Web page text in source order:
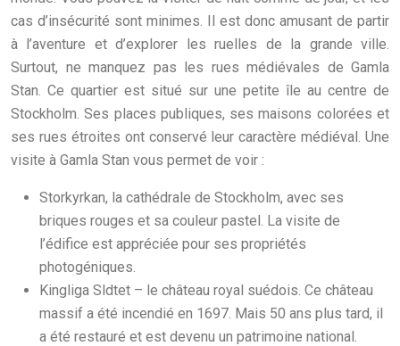
cas d’insécurité sont minimes. Il est donc amusant de partir
à l’aventure et d’explorer les ruelles de la grande ville.
Surtout, ne manquez pas les rues médiévales de Gamla
Stan. Ce quartier est situé sur une petite île au centre de
Stockholm. Ses places publiques, ses maisons colorées et
ses rues étroites ont conservé leur caractère médiéval. Une
visite à Gamla Stan vous permet de voir :
Storkyrkan, la cathédrale de Stockholm, avec ses
briques rouges et sa couleur pastel. La visite de
l’édifice est appréciée pour ses propriétés
photogéniques.
Kingliga Sldtet – le château royal suédois. Ce château
massif a été incendié en 1697. Mais 50 ans plus tard, il
a été restauré et est devenu un patrimoine national.